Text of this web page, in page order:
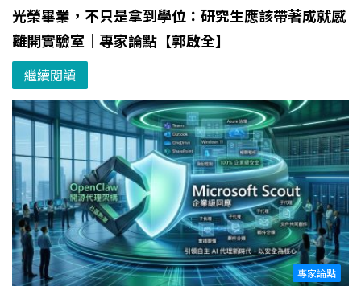
光榮畢業，不只是拿到學位：研究生應該帶著成就感
離開實驗室｜專家論點【郭啟全】
繼續閱讀
專家論點